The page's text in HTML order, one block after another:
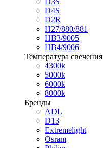
D4S
D2R
H27/880/881
HB3/9005
HB4/9006
Температура свечения
4300k
5000k
6000k
8000k
Бренды
ADL
D13
Extremelight
Osram